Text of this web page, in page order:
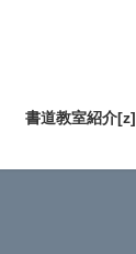
書道教室紹介[z]